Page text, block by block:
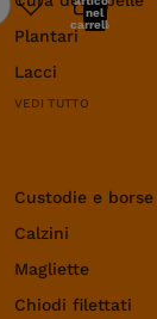
Plantari
Lacci
VEDI TUTTO
Custodie e
Calzini
Magliette
Chiodi filettati
nel
carrello: